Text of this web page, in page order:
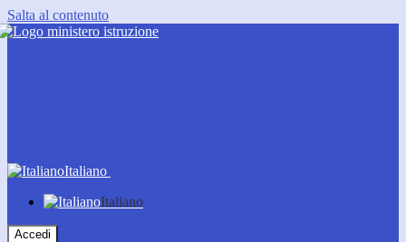
Salta al contenuto
Italiano
Italiano
Accedi